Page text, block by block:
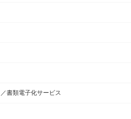
／書類電子化サービス